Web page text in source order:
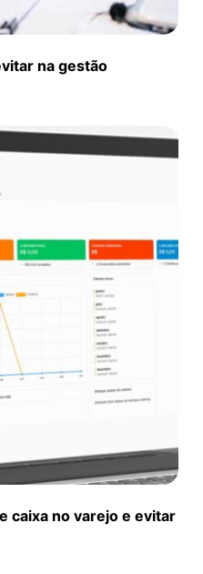
na gestão
caixa no varejo e evitar